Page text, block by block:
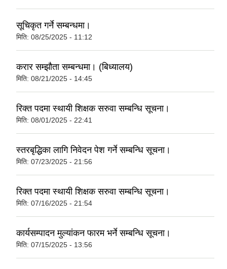
सूचिकृत गर्ने सम्बन्धमा।
मिति: 08/25/2025 - 11:12
करार सम्झौता सम्बन्धमा। (बिध्यालय)
मिति: 08/21/2025 - 14:45
रिक्त पदमा स्थायी शिक्षक सरुवा सम्बन्धि सूचना।
मिति: 08/01/2025 - 22:41
स्तरबृद्धिका लागि निवेदन पेश गर्ने सम्बन्धि सूचना।
मिति: 07/23/2025 - 21:56
रिक्त पदमा स्थायी शिक्षक सरुवा सम्बन्धि सूचना।
मिति: 07/16/2025 - 21:54
कार्यसम्पादन मुल्यांकन फारम भर्ने सम्बन्धि सूचना।
मिति: 07/15/2025 - 13:56